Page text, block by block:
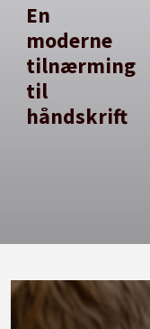
En
moderne
tilnærming
til
håndskrift